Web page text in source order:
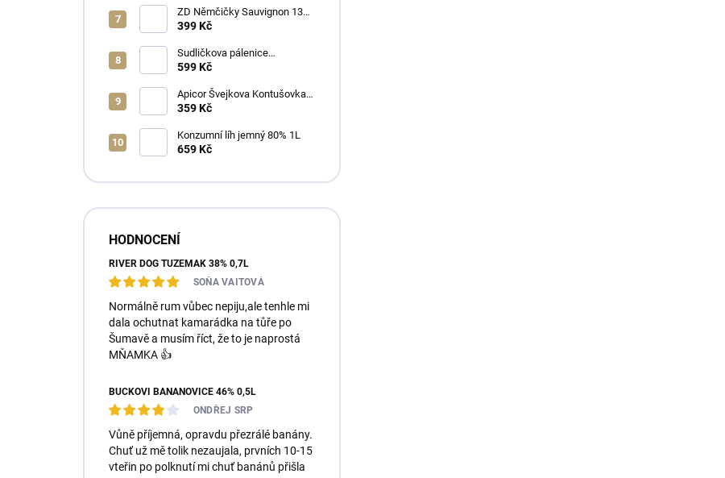
ZD Němčičky Sauvignon 13%
2025 Bag in Box 3L - suché
399 Kč
Sudličkova pálenice
Ořechovka 30% 0,7L
599 Kč
Apicor Švejkova Kontušovka
40% 0,5L
359 Kč
Konzumní líh jemný 80% 1L
659 Kč
HODNOCENÍ
RIVER DOG TUZEMÁK 38% 0,7L
SOŇA VAITOVÁ
Normálně rum vůbec nepiju,ale tenhle mi
dala ochutnat kamarádka na tůře po
Šumavě a musím říct, že to je naprostá
MŇAMKA 👍
BUČKOVI BANÁNOVICE 46% 0,5L
ONDŘEJ SRP
Vůně příjemná, opravdu přezrálé banány.
Chuť už mě tolik nezaujala, prvních 10-15
vteřin po polknutí mi chuť banánů přišla